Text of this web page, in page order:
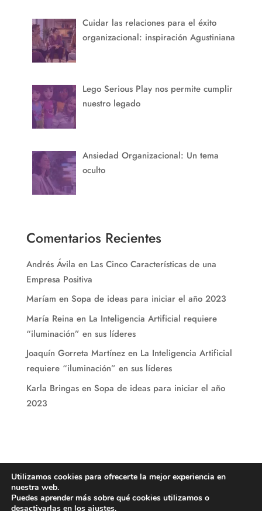
Cuidar las relaciones para el éxito
organizacional: inspiración Agustiniana
Lego Serious Play nos permite cumplir
nuestro legado
Ansiedad Organizacional: Un tema
oculto
Comentarios Recientes
Andrés Ávila en Las Cinco Características de una
Empresa Positiva
Maríam en Sopa de ideas para iniciar el año 2023
María Reina en La Inteligencia Artificial requiere
“iluminación” en sus líderes
Joaquín Gorreta Martínezen La Inteligencia Artificial
requiere “iluminación” en sus líderes
Karla Bringasen Sopa de ideas para iniciar el año
2023
Utilizamos cookies para ofrecerte la mejor experiencia en
nuestra web.
Puedes aprender más sobre qué cookies utilizamos o
desactivarlas en los ajustes.